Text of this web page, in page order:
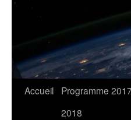
Aller
Accueil
Programme
2018